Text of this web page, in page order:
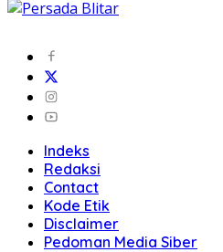
Indeks
Redaksi
Contact
Kode Etik
Disclaimer
Pedoman Media Siber